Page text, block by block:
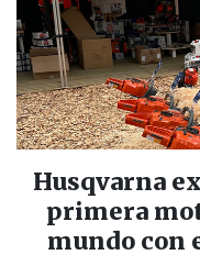
Husqvarna
primera
mundo con